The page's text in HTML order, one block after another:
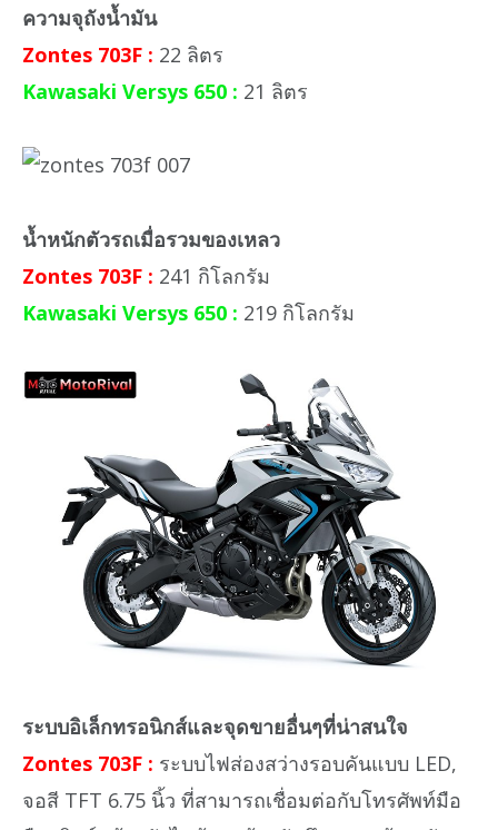
ความจุถังน้ำมัน
Zontes 703F : 22 ลิตร
Kawasaki Versys 650 : 21 ลิตร
น้ำหนักตัวรถเมื่อรวมของเหลว
Zontes 703F : 241 กิโลกรัม
Kawasaki Versys 650 : 219 กิโลกรัม
ระบบอิเล็กทรอนิกส์และจุดขายอื่นๆที่น่าสนใจ
Zontes 703F : ระบบไฟส่องสว่างรอบคันแบบ LED,
จอสี TFT 6.75 นิ้ว ที่สามารถเชื่อมต่อกับโทรศัพท์มือ